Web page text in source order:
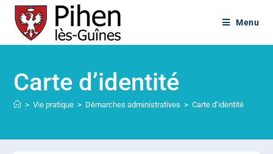
Menu
Carte d’identité
> Vie pratique > Démarches administratives > Carte d’identité